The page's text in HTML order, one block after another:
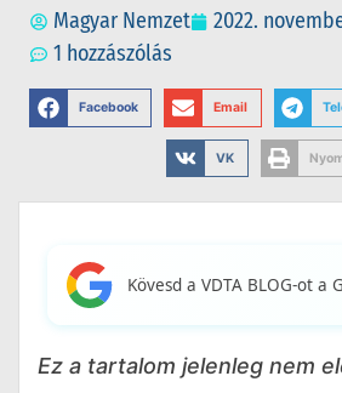
Magyar Nemzet 2022.
1 hozzászólás
Facebook Email
VK
Kövesd a VDTA BLOG-ot a
Ez a tartalom jelenleg nem